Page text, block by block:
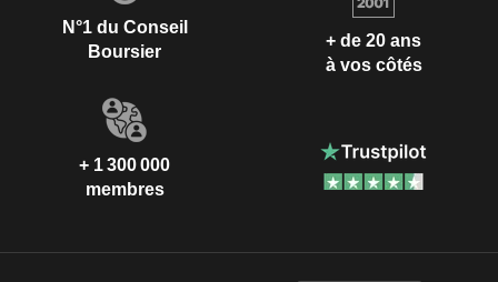
N°1 du Conseil
Boursier
+ de 20 ans
à vos côtés
+ 1 300 000
membres